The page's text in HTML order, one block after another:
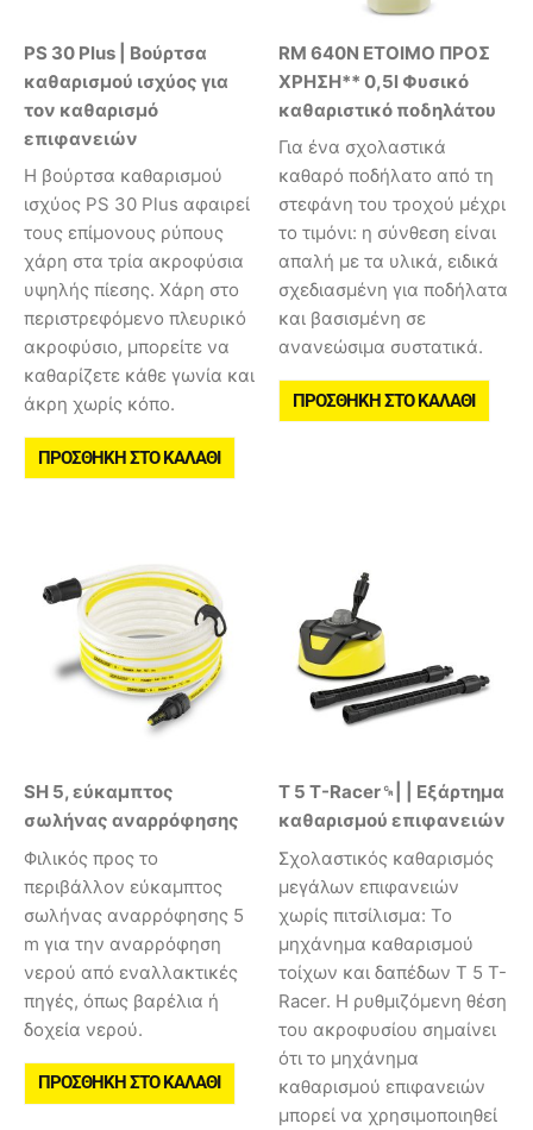
PS 30 Plus | Βούρτσα
καθαρισμού ισχύος για
τον καθαρισμό
επιφανειών
Η βούρτσα καθαρισμού
ισχύος PS 30 Plus αφαιρεί
τους επίμονους ρύπους
χάρη στα τρία ακροφύσια
υψηλής πίεσης. Χάρη στο
περιστρεφόμενο πλευρικό
ακροφύσιο, μπορείτε να
καθαρίζετε κάθε γωνία και
άκρη χωρίς κόπο.
ΠΡΟΣΘΉΚΗ ΣΤΟ ΚΑΛΆΘΙ
RM 640N ΕΤΟΙΜΟ ΠΡΟΣ
ΧΡΗΣΗ** 0,5l Φυσικό
καθαριστικό ποδηλάτου
Για ένα σχολαστικά
καθαρό ποδήλατο από τη
στεφάνη του τροχού μέχρι
το τιμόνι: η σύνθεση είναι
απαλή με τα υλικά, ειδικά
σχεδιασμένη για ποδήλατα
και βασισμένη σε
ανανεώσιμα συστατικά.
ΠΡΟΣΘΉΚΗ ΣΤΟ ΚΑΛΆΘΙ
SH 5, εύκαμπτος
σωλήνας αναρρόφησης
Φιλικός προς το
περιβάλλον εύκαμπτος
σωλήνας αναρρόφησης 5
m για την αναρρόφηση
νερού από εναλλακτικές
πηγές, όπως βαρέλια ή
δοχεία νερού.
ΠΡΟΣΘΉΚΗ ΣΤΟ ΚΑΛΆΘΙ
T 5 T-Racer␍| | Εξάρτημα
καθαρισμού επιφανειών
Σχολαστικός καθαρισμός
μεγάλων επιφανειών
χωρίς πιτσίλισμα: Το
μηχάνημα καθαρισμού
τοίχων και δαπέδων Τ 5 T-
Racer. Η ρυθμιζόμενη θέση
του ακροφυσίου σημαίνει
ότι το μηχάνημα
καθαρισμού επιφανειών
μπορεί να χρησιμοποιηθεί